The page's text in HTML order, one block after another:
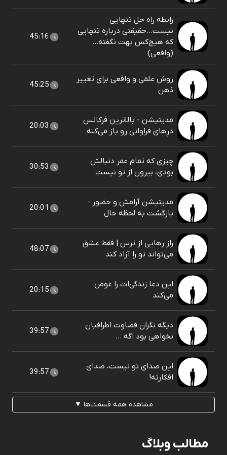
رابطه راه حل تنهایی
نیست...حقیقتی درباره تنهایی
که هیچ‌کس بهت نگفته…
(واقعی)
45:16
روش علمی و واقعی برای تغییر
ذهن
45:25
مدیتیشن - بالاترین فرکانس
درِهای فراوانی رو باز می‌کنه
20:03
چیزی که تمام عمر دنبالش
بودی، بیرون از تو نیست
30:53
مدیتیشن آرامش و حضور -
بازگشت به لحظه حال
20:01
راز رهایی از ترس | فقط عشق
می‌تواند تو را آزاد کند
48:07
این دعا زندگی‌ات را عوض
می‌کند
20:15
دیگه نگران قضاوت اطرافیان
نخواهی بود اگه ...
39:57
این صدای تو نیست، صدای
افکارته!
39:57
مشاهده همه قسمت‌ها ▼
مطالب وبلاگ